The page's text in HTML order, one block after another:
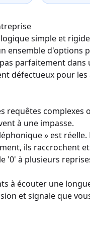
simple et
ensemble d'options
parfaitement dans
défectueux pour
requêtes complexes
à une impasse.
» est réelle.
ils raccrochent
'0' à plusieurs
à écouter une
et signale que